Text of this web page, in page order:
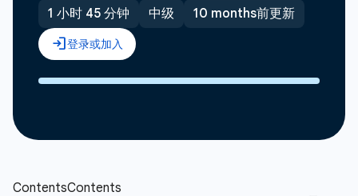
1 小时 45 分钟 中级 10 months前更新